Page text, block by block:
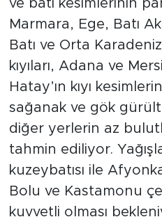
ve batı kesimlerinin
Marmara, Ege, Batı
Batı ve Orta
kıyıları, Adana ve
Hatay’ın kıyı
sağanak ve gök
diğer yerlerin az
tahmin ediliyor.
kuzeybatısı ile
Bolu ve Kastamonu
kuvvetli olması